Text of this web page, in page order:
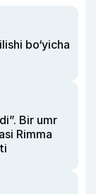
bo‘yicha
Bir umr
Rimma